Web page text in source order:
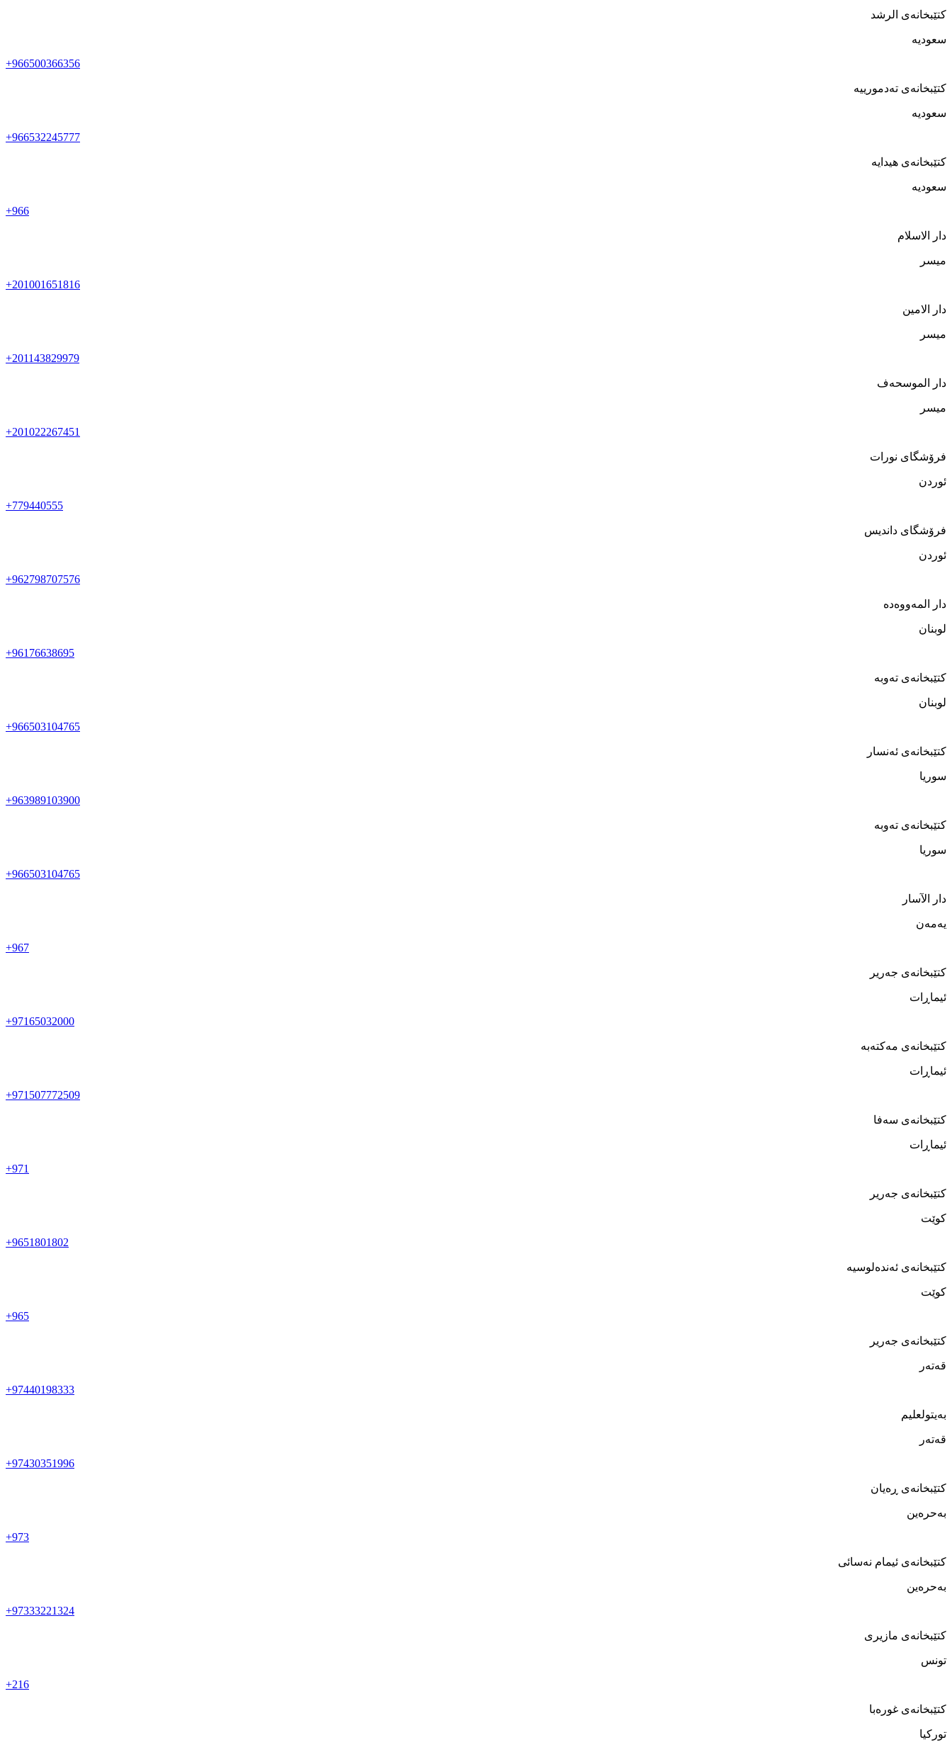
کتێبخانەی الرشد
سعودیە
+966500366356
کتێبخانەی تەدمورییە
سعودیە
+966532245777
کتێبخانەی هیدایە
سعودیە
+966
دار الاسلام
میسر
+201001651816
دار الامین
میسر
+201143829979
دار الموسحەف
میسر
+201022267451
فرۆشگای نورات
ئوردن
+779440555
فرۆشگای داندیس
ئوردن
+962798707576
دار المەووەدە
لوبنان
+96176638695
کتێبخانەی تەوبە
لوبنان
+966503104765
کتێبخانەی ئەنسار
سوریا
+963989103900
کتێبخانەی تەوبە
سوریا
+966503104765
دار الآسار
یەمەن
+967
کتێبخانەی جەریر
ئیماڕات
+97165032000
کتێبخانەی مەکتەبە
ئیماڕات
+971507772509
کتێبخانەی سەفا
ئیماڕات
+971
کتێبخانەی جەریر
کوێت
+9651801802
کتێبخانەی ئەندەلوسیە
کوێت
+965
کتێبخانەی جەریر
قەتەر
+97440198333
بەیتولعلیم
قەتەر
+97430351996
کتێبخانەی ڕەیان
بەحرەین
+973
کتێبخانەی ئیمام نەسائی
بەحرەین
+97333221324
کتێبخانەی مازیری
تونس
+216
کتێبخانەی غورەبا
تورکیا